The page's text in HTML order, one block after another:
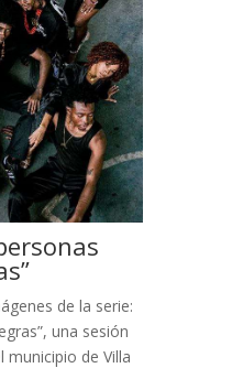
de la serie:
una sesión
municipio de Villa